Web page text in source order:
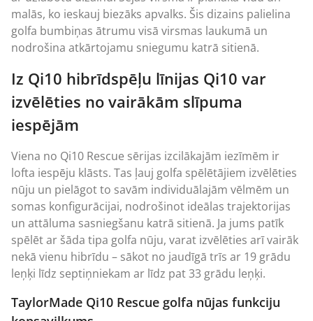
malās, ko ieskauj biezāks apvalks. Šis dizains palielina
golfa bumbiņas ātrumu visā virsmas laukumā un
nodrošina atkārtojamu sniegumu katrā sitienā.
Iz Qi10 hibrīdspēļu līnijas Qi10 var
izvēlēties no vairākām slīpuma
iespējām
Viena no Qi10 Rescue sērijas izcilākajām iezīmēm ir
lofta iespēju klāsts. Tas ļauj golfa spēlētājiem izvēlēties
nūju un pielāgot to savām individuālajām vēlmēm un
somas konfigurācijai, nodrošinot ideālas trajektorijas
un attāluma sasniegšanu katrā sitienā. Ja jums patīk
spēlēt ar šāda tipa golfa nūju, varat izvēlēties arī vairāk
nekā vienu hibrīdu – sākot no jaudīgā trīs ar 19 grādu
leņķi līdz septiņniekam ar līdz pat 33 grādu leņķi.
TaylorMade Qi10 Rescue golfa nūjas funkciju